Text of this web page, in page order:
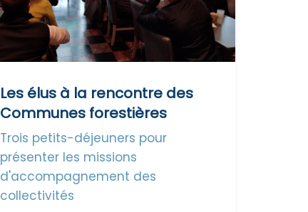
Les élus à la rencontre des
Communes forestières
Trois petits-déjeuners pour
présenter les missions
d'accompagnement des
collectivités